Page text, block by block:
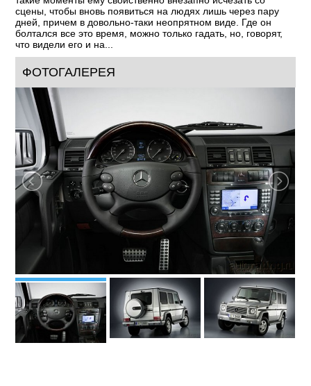
класс:
Среднеразмерные SUV (D)
Автомобиль, способный вывести из себя строгих отцов
аристократических родов, - наша настоящая гордость. Не
конечно, не прочь понежиться в лучах славы. Правда, в
такие моменты ему свойственно внезапно исчезать со
сцены, чтобы вновь появиться на людях лишь через пару
дней, причем в довольно-таки неопрятном виде. Где он
болтался все это время, можно только гадать, но, говорят,
что видели его и на...
ФОТОГАЛЕРЕЯ